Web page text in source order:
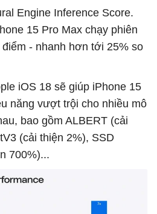
Engine Inference Score.
15 Pro Max chạy phiên
- nhanh hơn tới 25% so
iOS 18 sẽ giúp iPhone 15
năng vượt trội cho nhiều mô
bao gồm ALBERT (cải
(cải thiện 2%), SSD
700%)...